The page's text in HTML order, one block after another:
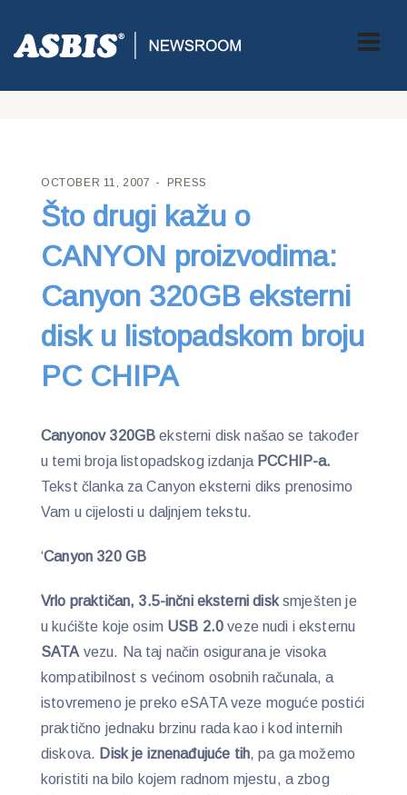
ASBIS CROATIA PRESS> ŠTO DRUGI KAŽU O CANYON
PROIZVODIMA: CANYON 320GB EKSTERNI DISK U
OCTOBER 11, 2007 PRESS
Što drugi kažu o
CANYON proizvodima:
Canyon 320GB eksterni
disk u listopadskom broju
PC CHIPA
Canyonov 320GB eksterni disk našao se također
u temi broja listopadskog izdanja PCCHIP-a.
Tekst članka za Canyon eksterni diks prenosimo
Vam u cijelosti u daljnjem tekstu.
‘Canyon 320 GB
Vrlo praktičan, 3.5-inčni eksterni disksmješten je
u kućište koje osim USB 2.0 veze nudi i eksternu
SATA vezu. Na taj način osigurana je visoka
kompatibilnost s većinom osobnih računala, a
istovremeno je preko eSATA veze moguće postići
praktično jednaku brzinu rada kao i kod internih
diskova. Disk je iznenađujuće tih, pa ga možemo
koristiti na bilo kojem radnom mjestu, a zbog